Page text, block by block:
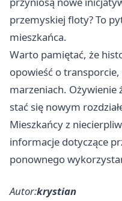
przemyskiej floty? To
mieszkańca.
Warto pamiętać, że
opowieść o
marzeniach. Ożywienie
stać się nowym
Mieszkańcy z
informacje dotyczące
ponownego
Autor:krystian